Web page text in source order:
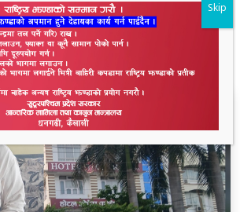
ताजा समाचार
Skip